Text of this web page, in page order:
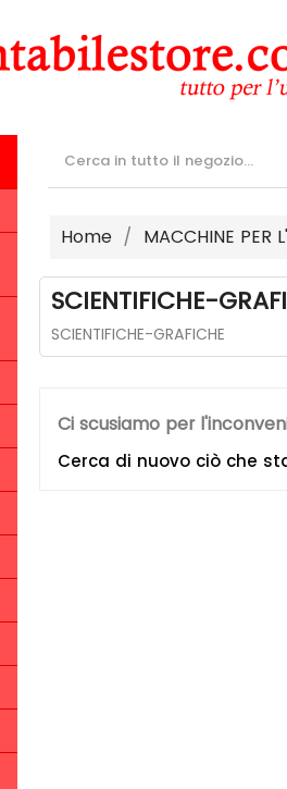
Home MACCHINE PER
SCIENTIFICHE-
SCIENTIFICHE-GRAFICHE
Ci scusiamo per
Cerca di nuovo ciò che